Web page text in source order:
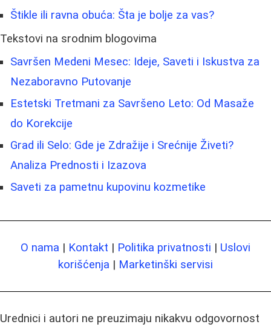
Štikle ili ravna obuća: Šta je bolje za vas?
Tekstovi na srodnim blogovima
Savršen Medeni Mesec: Ideje, Saveti i Iskustva za
Nezaboravno Putovanje
Estetski Tretmani za Savršeno Leto: Od Masaže
do Korekcije
Grad ili Selo: Gde je Zdražije i Srećnije Živeti?
Analiza Prednosti i Izazova
Saveti za pametnu kupovinu kozmetike
O nama | Kontakt | Politika privatnosti | Uslovi
korišćenja | Marketinški servisi
Urednici i autori ne preuzimaju nikakvu odgovornost